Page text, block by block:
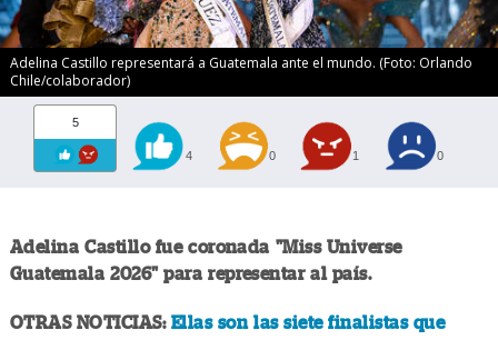
Adelina Castillo representará a Guatemala ante el mundo. (Foto: Orlando
Chile/colaborador)
5
4 0 1 0
Adelina Castillo fue coronada "Miss Universe
Guatemala 2026" para representar al país.
OTRAS NOTICIAS: Ellas son las siete finalistas que